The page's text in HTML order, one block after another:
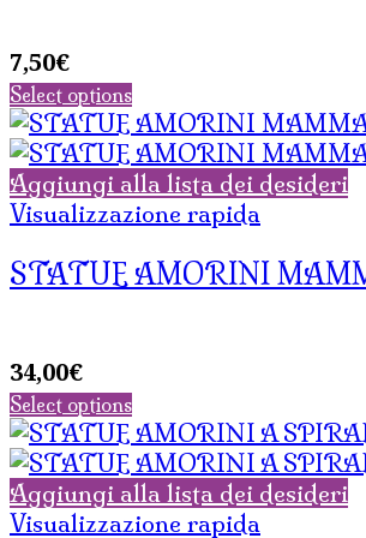
7,50€
Select options
Aggiungi alla lista dei desideri
Visualizzazione rapida
STATUE AMORINI
34,00€
Select options
Aggiungi alla lista dei desideri
Visualizzazione rapida